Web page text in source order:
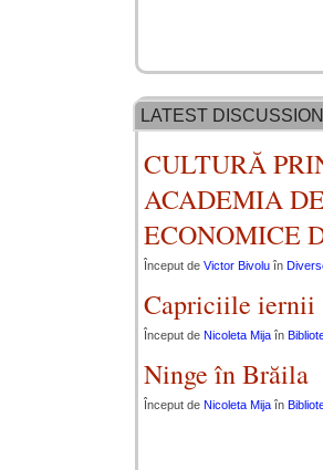
LATEST DISCUSSION
CULTURĂ
ACADEMIA
ECONOMICE
Început de Victor Bivolu în
Capriciile iernii
Început de Nicoleta Mija în
Ninge în Brăila
Început de Nicoleta Mija în